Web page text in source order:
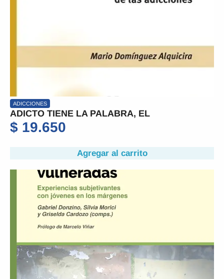
ADICCIONES
ADICTO TIENE LA PALABRA, EL
$ 19.650
Agregar al carrito